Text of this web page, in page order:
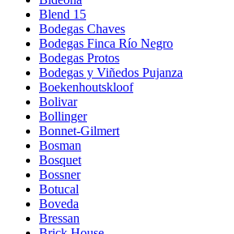
Blend 15
Bodegas Chaves
Bodegas Finca Río Negro
Bodegas Protos
Bodegas y Viñedos Pujanza
Boekenhoutskloof
Bolivar
Bollinger
Bonnet-Gilmert
Bosman
Bosquet
Bossner
Botucal
Boveda
Bressan